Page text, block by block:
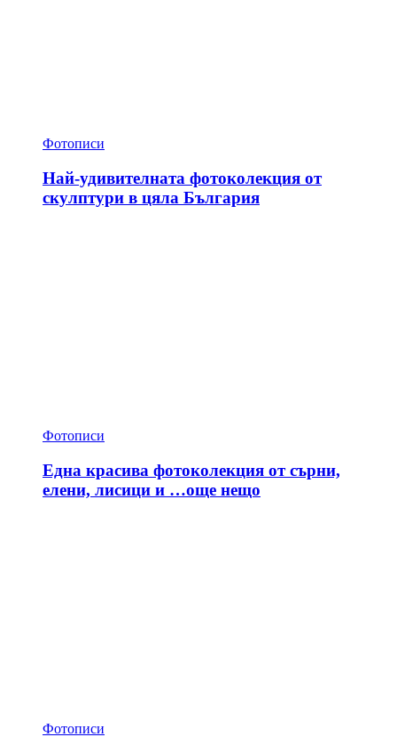
Фотописи
Най-удивителната фотоколекция от
скулптури в цяла България
Фотописи
Една красива фотоколекция от сърни,
елени, лисици и …още нещо
Фотописи